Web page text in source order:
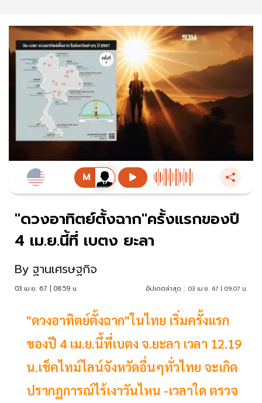
"ดวงอาทิตย์ตั้งฉาก"ครั้งแรกของปี
4 เม.ย.นี้ที่ เบตง ยะลา
By ฐานเศรษฐกิจ
03 เม.ย. 67 | 08:59 น. อัปเดตล่าสุด : 03 เม.ย. 67 | 09:07 น.
"ดวงอาทิตย์ตั้งฉาก"ในไทย เริ่มครั้งแรก
ของปี 4 เม.ย.นี้ที่เบตง จ.ยะลา เวลา 12.19
น.เช็คไทม์ไลน์จังหวัดอื่นๆทั่วไทย จะเกิด
ปรากฏการณ์ไร้เงาวันไหน -เวลาใด ตรวจ